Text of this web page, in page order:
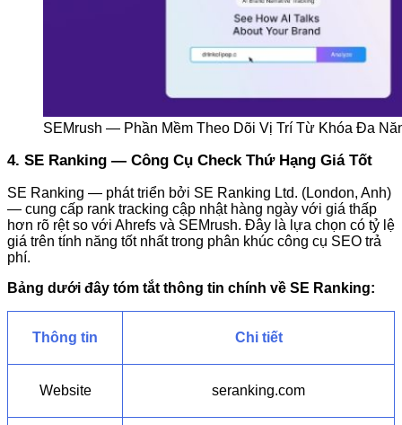
SEMrush — Phần Mềm Theo Dõi Vị Trí Từ Khóa Đa
4. SE Ranking — Công Cụ Check Thứ Hạng Giá Tốt
SE Ranking — phát triển bởi SE Ranking Ltd. (London, Anh)
— cung cấp rank tracking cập nhật hàng ngày với giá thấp
hơn rõ rệt so với Ahrefs và SEMrush. Đây là lựa chọn có tỷ lệ
giá trên tính năng tốt nhất trong phân khúc công cụ SEO trả
phí.
Bảng dưới đây tóm tắt thông tin chính về SE Ranking:
Thông tin Chi tiết
Website seranking.com